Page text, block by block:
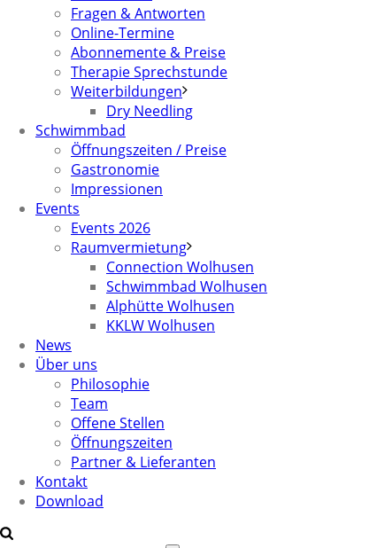
Fragen & Antworten
Online-Termine
Abonnemente & Preise
Therapie Sprechstunde
Weiterbildungen
Dry Needling
Schwimmbad
Öffnungszeiten / Preise
Gastronomie
Impressionen
Events
Events 2026
Raumvermietung
Connection Wolhusen
Schwimmbad Wolhusen
Alphütte Wolhusen
KKLW Wolhusen
News
Über uns
Philosophie
Team
Offene Stellen
Öffnungszeiten
Partner & Lieferanten
Kontakt
Download